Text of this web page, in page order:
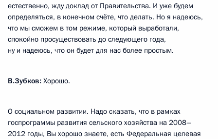
естественно, жду доклад от Правительства. И уже будем
определяться, в конечном счёте, что делать. Но я надеюсь,
что мы сможем в том режиме, который выработали,
спокойно просуществовать до следующего года,
ну и надеюсь, что он будет для нас более простым.
В.Зубков: Хорошо.
О социальном развитии. Надо сказать, что в рамках
госпрограммы развития сельского хозяйства на 2008–
2012 годы, Вы хорошо знаете, есть Федеральная целевая